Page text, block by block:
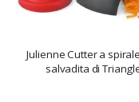
Julienne Cutter a
salvadita di